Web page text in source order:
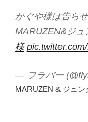
かぐや様は告ら
MARUZEN&ジ
様
— フラバー
MARUZEN & ジュン